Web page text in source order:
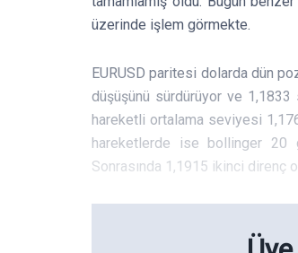
üzerinde işlem görmekte.
EURUSD paritesi dolarda dün
düşüşünü sürdürüyor ve
hareketli ortalama seviyesi
hareketlerde ise bollinger 20
Sonrasında 1,1915 ikinci direnç